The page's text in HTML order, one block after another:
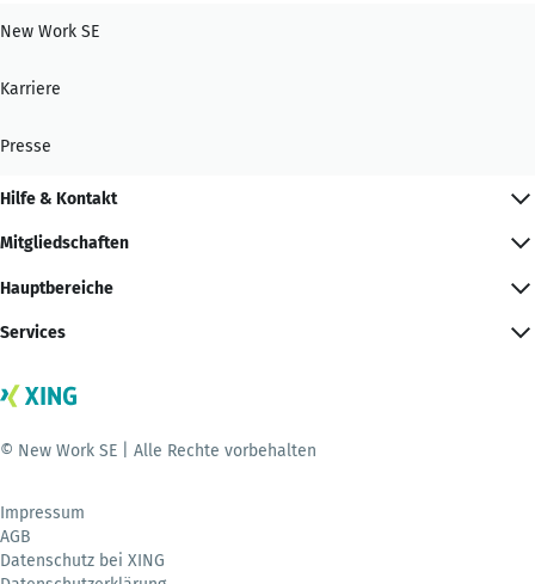
New Work SE
Karriere
Presse
Hilfe & Kontakt
Mitgliedschaften
Hauptbereiche
Services
© New Work SE | Alle Rechte vorbehalten
Impressum
AGB
Datenschutz bei XING